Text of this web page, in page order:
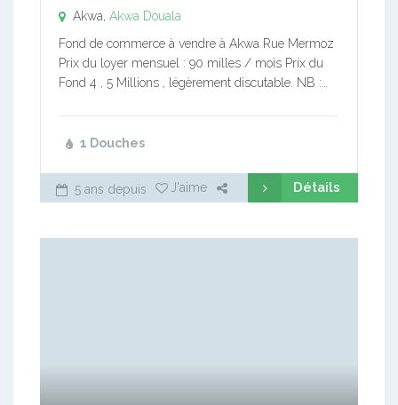
Akwa, Akwa Douala
Fond de commerce à vendre à Akwa Rue Mermoz
Prix du loyer mensuel : 90 milles / mois Prix du
Fond 4 , 5 Millions , légèrement discutable. NB :…
1 Douches
5 ans depuis J'aime Détails